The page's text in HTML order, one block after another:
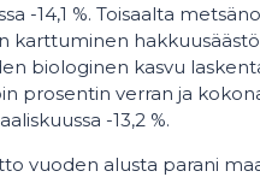
-14,1 %. Toisaalta
karttuminen
biologinen kasvu
prosentin verran ja
-13,2 %.
vuoden alusta parani